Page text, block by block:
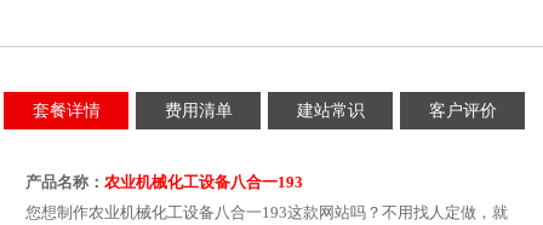
套餐详情 费用清单 建站常识 客户评价
产品名称： 农业机械化工设备八合一193
您想制作农业机械化工设备八合一193这款网站吗？不用找人定做，就